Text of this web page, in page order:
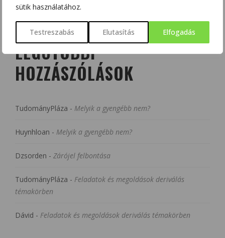
sütik használatához.
Testreszabás Elutasítás Elfogadás
LEGUTÓBBI
HOZZÁSZÓLÁSOK
TudományPláza - Melyik a gyengébb nem?
Huynhloan - Melyik a gyengébb nem?
Dzsorden - Zárójel felbontása
TudományPláza - Feladatok és megoldások deriválás
témakörben
Dávid - Feladatok és megoldások deriválás témakörben